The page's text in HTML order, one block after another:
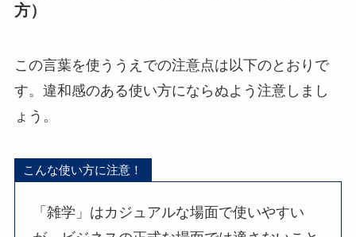
方）
この言葉を使ううえでの注意点は以下のとおりで
す。違和感のある使い方にならぬよう注意しまし
ょう。
こんな使い方に注意！
「雑学」はカジュアルな場面で使いやすい